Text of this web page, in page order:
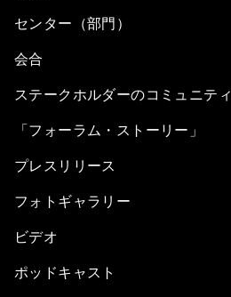
センター（部門）
会合
ステークホルダーのコミュニティ
「フォーラム・ストーリー」
プレスリリース
フォトギャラリー
ビデオ
ポッドキャスト